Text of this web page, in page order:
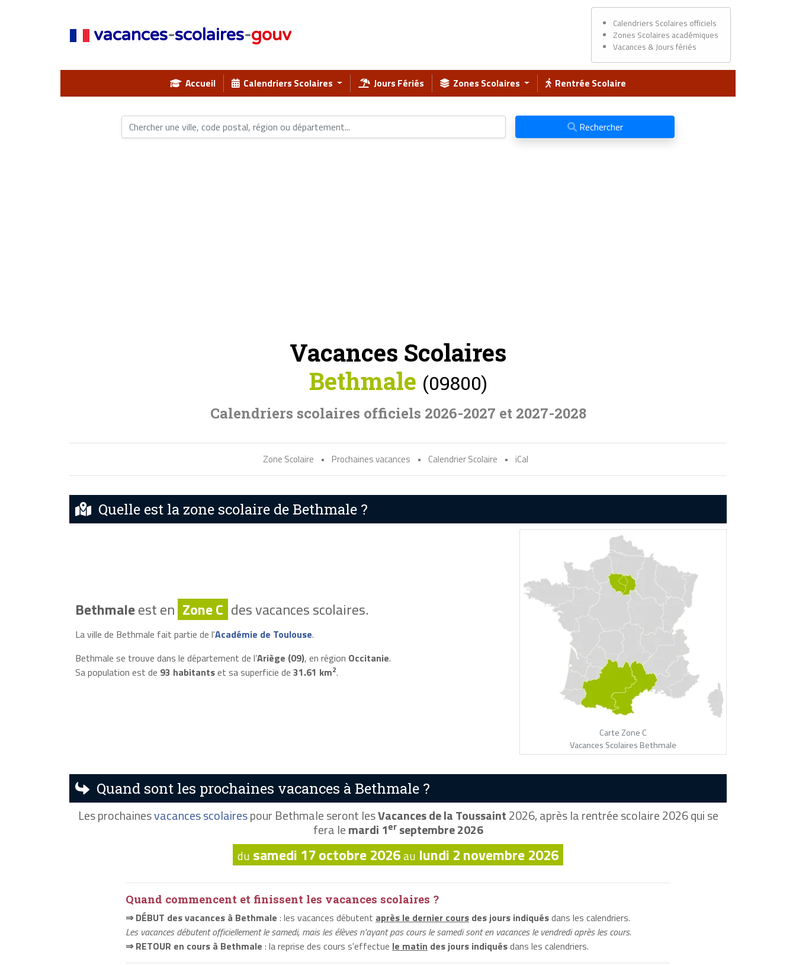
vacances-scolaires-gouv
Calendriers Scolaires officiels
Zones Scolaires académiques
Vacances & Jours fériés
Accueil Calendriers Scolaires Jours Fériés Zones Scolaires Rentrée Scolaire
Rechercher
Vacances Scolaires
Bethmale (09800)
Calendriers scolaires officiels 2026-2027 et 2027-2028
Zone Scolaire • Prochaines vacances • Calendrier Scolaire • iCal
Quelle est la zone scolaire de Bethmale ?
Bethmaleest en Zone C des vacances scolaires.
La ville de Bethmale fait partie de l'Académie de Toulouse.
Bethmale se trouve dans le département de l’Ariège (09), en région Occitanie.
Sa population est de 93 habitantset sa superficie de 31.61 km2.
Carte Zone C
Vacances Scolaires Bethmale
Quand sont les prochaines vacances à Bethmale ?
Les prochainesvacances scolairespour Bethmale seront lesVacances de la Toussaint2026, après la rentrée scolaire 2026 qui se
fera lemardi 1erseptembre 2026
du samedi 17 octobre 2026au lundi 2 novembre 2026
Quand commencent et finissent les vacances scolaires ?
⇒ DÉBUT des vacances à Bethmale : les vacances débutent après le dernier cours des jours indiquésdans les calendriers.
Les vacances débutent officiellement le samedi, mais les élèves n'ayant pas cours le samedi sont en vacances le vendredi après les cours.
⇒ RETOUR en cours à Bethmale : la reprise des cours s'effectue le matin des jours indiquésdans les calendriers.